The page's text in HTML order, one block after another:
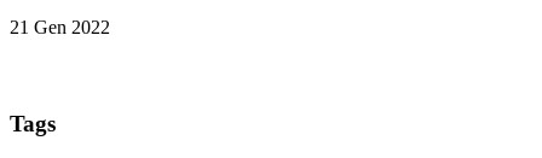
21 Gen 2022
Tags